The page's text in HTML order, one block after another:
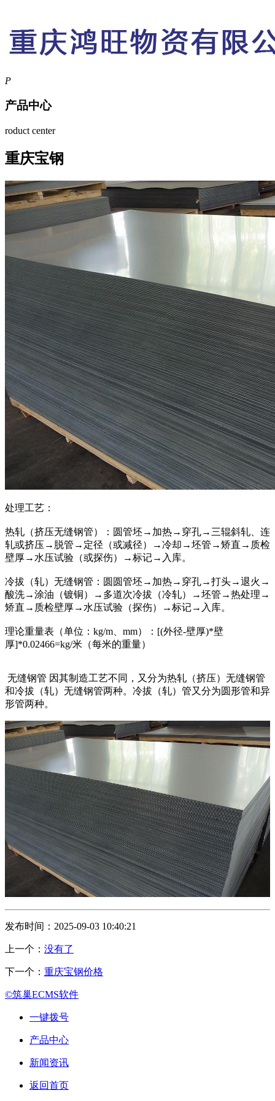
P
产品中心
roduct center
重庆宝钢
处理工艺：
热轧（挤压无缝钢管）：圆管坯→加热→穿孔→三辊斜轧、连
轧或挤压→脱管→定径（或减径）→冷却→坯管→矫直→质检
壁厚→水压试验（或探伤）→标记→入库。
冷拔（轧）无缝钢管：圆圆管坯→加热→穿孔→打头→退火→
酸洗→涂油（镀铜）→多道次冷拔（冷轧）→坯管→热处理→
矫直→质检壁厚→水压试验（探伤）→标记→入库。
理论重量表（单位：kg/m、mm）：[(外径-壁厚)*壁
厚]*0.02466=kg/米（每米的重量）
无缝钢管 因其制造工艺不同，又分为热轧（挤压）无缝钢管
和冷拔（轧）无缝钢管两种。冷拔（轧）管又分为圆形管和异
形管两种。
发布时间：2025-09-03 10:40:21
上一个： 没有了
下一个： 重庆宝钢价格
©筑巢ECMS软件
一键拨号
产品中心
新闻资讯
返回首页